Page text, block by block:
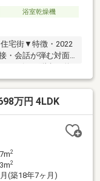
浴室乾燥機
宅街▼特徴・2022
・会話が弾む対面
リビング階段・約
全居室に収納有・
▼設備・追い焚き機
生協荒井店」徒歩6
0.78平米(持分2分
す ━━━━━・・・物
さい。
万円 4LDK
2
2
(築18年7ヶ月)